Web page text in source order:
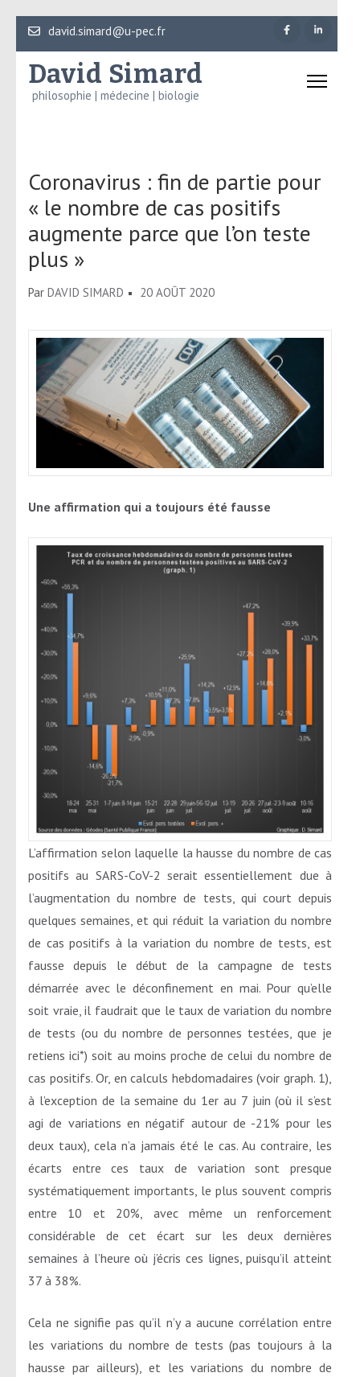
Aller
au
contenu
(Pressez
david.simard@u-pec.fr
David Simard
philosophie | médecine | biologie
Coronavirus : fin de partie pour
« le nombre de cas positifs
augmente parce que l’on teste
plus »
Par DAVID SIMARD 20 AOÛT 2020
Une affirmation qui a toujours été fausse
L’affirmation selon laquelle la hausse du nombre de cas
positifs au SARS-CoV-2 serait essentiellement due à
l’augmentation du nombre de tests, qui court depuis
quelques semaines, et qui réduit la variation du nombre
de cas positifs à la variation du nombre de tests, est
fausse depuis le début de la campagne de tests
démarrée avec le déconfinement en mai. Pour qu’elle
soit vraie, il faudrait que le taux de variation du nombre
de tests (ou du nombre de personnes testées, que je
retiens ici*) soit au moins proche de celui du nombre de
cas positifs. Or, en calculs hebdomadaires (voir graph. 1),
à l’exception de la semaine du 1er au 7 juin (où il s’est
agi de variations en négatif autour de -21% pour les
deux taux), cela n’a jamais été le cas. Au contraire, les
écarts entre ces taux de variation sont presque
systématiquement importants, le plus souvent compris
entre 10 et 20%, avec même un renforcement
considérable de cet écart sur les deux dernières
semaines à l’heure où j’écris ces lignes, puisqu’il atteint
37 à 38%.
Cela ne signifie pas qu’il n’y a aucune corrélation entre
les variations du nombre de tests (pas toujours à la
hausse par ailleurs), et les variations du nombre de